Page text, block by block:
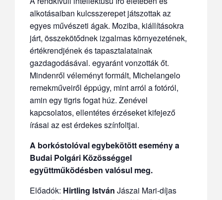
alkotásaiban kulcsszerepet játszottak az
egyes művészeti ágak. Moziba, kiállításokra
járt, összekötődnek izgalmas környezetének,
értékrendjének és tapasztalatainak
gazdagodásával. egyaránt vonzották őt.
Mindenről véleményt formált, Michelangelo
remekműveiről éppúgy, mint arról a fotóról,
amin egy tigris fogat húz. Zenével
kapcsolatos, ellentétes érzéseket kifejező
írásai az est érdekes színfoltjai.
A borkóstolóval egybekötött esemény a
Budai Polgári Közösséggel
együttműködésben valósul meg.
Előadók: Hirtling István Jászai Mari-díjas